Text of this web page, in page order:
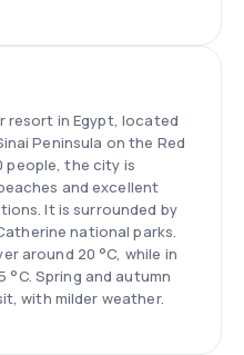
resort in Egypt, located
Peninsula on the Red
people, the city is
and excellent
It is surrounded by
national parks.
around 20 °C, while in
°C. Spring and autumn
with milder weather.